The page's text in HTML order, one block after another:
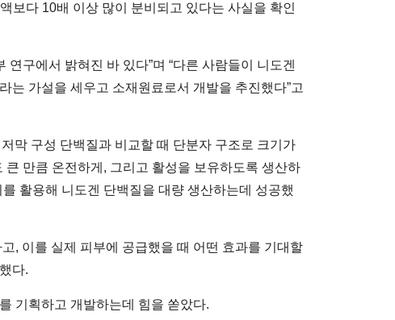
보다 10배 이상 많이 분비되고 있다는 사실을 확인
구에서 밝혀진 바 있다”며 “다른 사람들이 니도겐
는 가설을 세우고 소재원료로서 개발을 추진했다”고
막 구성 단백질과 비교할 때 단분자 구조로 크기가
만큼 온전하게, 그리고 활성을 보유하도록 생산하
활용해 니도겐 단백질을 대량 생산하는데 성공했
, 이를 실제 피부에 공급했을 때 어떤 효과를 기대할
다.
기획하고 개발하는데 힘을 쏟았다.